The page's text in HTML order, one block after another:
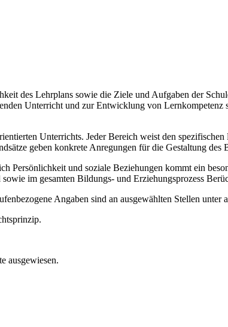
des Lehrplans sowie die Ziele und Aufgaben der
Unterricht und zur Entwicklung von Lernkompetenz
Unterrichts. Jeder Bereich weist den
geben konkrete Anregungen für die Gestaltung des
und soziale Beziehungen kommt ein
im gesamten Bildungs- und Erziehungsprozess
Angaben sind an ausgewählten Stellen unter
ausgewiesen.